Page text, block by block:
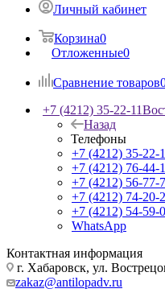
Личный кабинет
Корзина0
Отложенные0
Сравнение товаров
+7 (4212) 35-22-11
Назад
Телефоны
+7 (4212) 35-22-
+7 (4212) 76-44-
+7 (4212) 56-77-
+7 (4212) 74-20-
+7 (4212) 54-59-
WhatsApp
Контактная информация
г. Хабаровск, ул.
zakaz@antilopadv.ru